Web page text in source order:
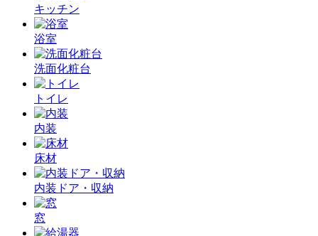
キッチン
浴室
洗面化粧台
トイレ
内装
床材
内装ドア・収納
窓